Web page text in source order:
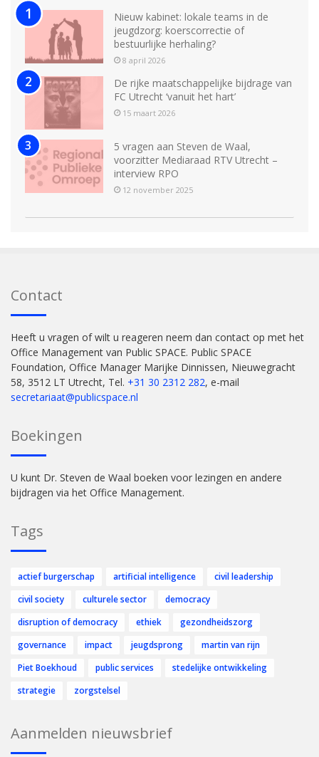
Nieuw kabinet: lokale teams in de
jeugdzorg: koerscorrectie of
bestuurlijke herhaling?
8 april 2026
De rijke maatschappelijke bijdrage van
FC Utrecht ‘vanuit het hart’
15 maart 2026
5 vragen aan Steven de Waal,
voorzitter Mediaraad RTV Utrecht –
interview RPO
12 november 2025
Contact
Heeft u vragen of wilt u reageren neem dan contact op met het
Office Management van Public SPACE. Public SPACE
Foundation, Office Manager Marijke Dinnissen, Nieuwegracht
58, 3512 LT Utrecht, Tel. +31 30 2312 282, e-mail
secretariaat@publicspace.nl
Boekingen
U kunt Dr. Steven de Waal boeken voor lezingen en andere
bijdragen via het Office Management.
Tags
actief burgerschap artificial intelligence
civil leadership
civil society
culturele sector
democracy
disruption of democracy
ethiek
gezondheidszorg
governance
impact jeugdsprong
martin van rijn
Piet Boekhoud
public services
stedelijke ontwikkeling
strategie
zorgstelsel
Aanmelden nieuwsbrief